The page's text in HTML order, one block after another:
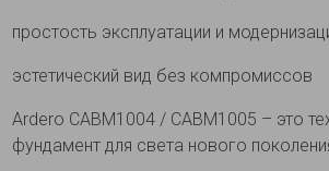
простость эксплуатации и
эстетический вид без компромиссов
Ardero CABM1004 / CABM1005 – это
фундамент для света нового